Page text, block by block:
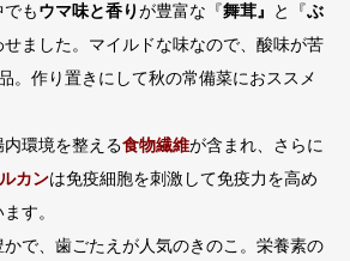
もウマ味と香りが豊富な『舞茸』 と『ぶ
せました。マイルドな味なので、酸味が苦
。作り置きにして秋の常備菜におススメ
環境を整える食物繊維が含まれ、さらに
カンは免疫細胞を刺激して免疫力を高め
す。
かで、歯ごたえが人気のきのこ。栄養素の